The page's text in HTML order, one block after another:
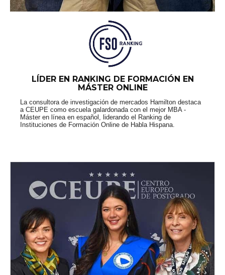
LÍDER EN RANKING DE FORMACIÓN EN
MÁSTER ONLINE
La consultora de investigación de mercados Hamilton destaca
a CEUPE como escuela galardonada con el mejor MBA -
Máster en línea en español, liderando el Ranking de
Instituciones de Formación Online de Habla Hispana.